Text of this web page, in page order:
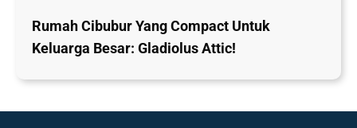
Rumah Cibubur Yang Compact Untuk
Keluarga Besar: Gladiolus Attic!